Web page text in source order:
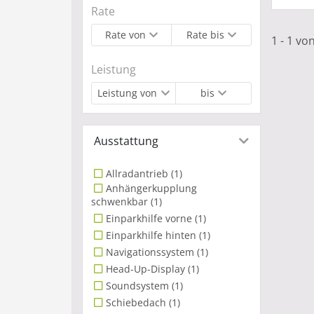
Rate
Rate von Rate bis
Leistung
Leistung von bis
Ausstattung
Allradantrieb (1)
Anhängerkupplung
schwenkbar (1)
Einparkhilfe vorne (1)
Einparkhilfe hinten (1)
Navigationssystem (1)
Head-Up-Display (1)
Soundsystem (1)
Schiebedach (1)
1 - 1